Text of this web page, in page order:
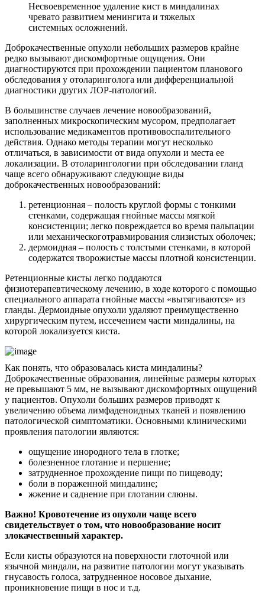
Несвоевременное удаление кист в миндалинах
чревато развитием менингита и тяжелых
системных осложнений.
Доброкачественные опухоли небольших размеров крайне
редко вызывают дискомфортные ощущения. Они
диагностируются при прохождении пациентом планового
обследования у отоларинголога или дифференциальной
диагностики других ЛОР-патологий.
В большинстве случаев лечение новообразований,
заполненных микроскопическим мусором, предполагает
использование медикаментов противовоспалительного
действия. Однако методы терапии могут несколько
отличаться, в зависимости от вида опухоли и места ее
локализации. В отоларингологии при обследовании гланд
чаще всего обнаруживают следующие виды
доброкачественных новообразований:
ретенционная – полость круглой формы с тонкими
стенками, содержащая гнойные массы мягкой
консистенции; легко повреждается во время пальпации
или механическоготравмирования слизистых оболочек;
дермоидная – полость с толстыми стенками, в которой
содержатся творожистые массы плотной консистенции.
Ретенционные кисты легко поддаются
физиотерапевтическому лечению, в ходе которого с помощью
специального аппарата гнойные массы «вытягиваются» из
гланды. Дермоидные опухоли удаляют преимущественно
хирургическим путем, иссечением части миндалины, на
которой локализуется киста.
Как понять, что образовалась киста миндалины?
Доброкачественные образования, линейные размеры которых
не превышают 5 мм, не вызывают дискомфортных ощущений
у пациентов. Опухоли больших размеров приводят к
увеличению объема лимфаденоидных тканей и появлению
патологической симптоматики. Основными клиническими
проявления патологии являются:
ощущение инородного тела в глотке;
болезненное глотание и першение;
затрудненное прохождение пищи по пищеводу;
боли в пораженной миндалине;
жжение и саднение при глотании слюны.
Важно! Кровотечение из опухоли чаще всего
свидетельствует о том, что новообразование носит
злокачественный характер.
Если кисты образуются на поверхности глоточной или
язычной миндали, на развитие патологии могут указывать
гнусавость голоса, затрудненное носовое дыхание,
проникновение пищи в нос и т.д.